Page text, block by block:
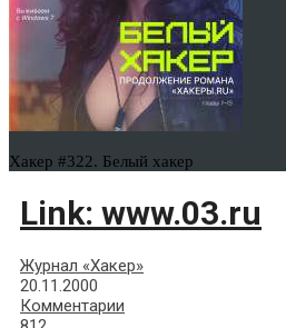
Хакер #322. Белый хакер
Link: www.03.ru
Журнал «Хакер»
20.11.2000
Комментарии